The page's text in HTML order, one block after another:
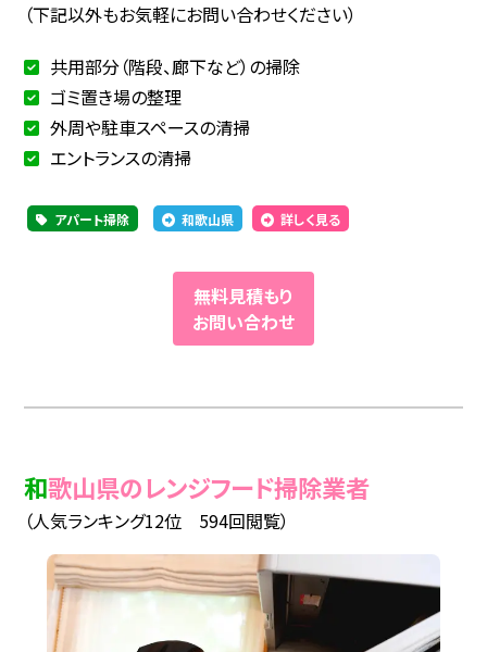
（下記以外もお気軽にお問い合わせください）
共用部分（階段、廊下など）の掃除
ゴミ置き場の整理
外周や駐車スペースの清掃
エントランスの清掃
アパート掃除 和歌山県 詳しく見る
無料見積もり
お問い合わせ
和歌山県のレンジフード掃除業者
（人気ランキング12位 594回閲覧）